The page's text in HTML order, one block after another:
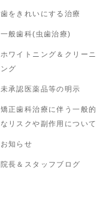
歯をきれいにする治療
一般歯科(虫歯治療)
ホワイトニング＆クリーニ
ング
未承認医薬品等の明示
矯正歯科治療に伴う一般的
なリスクや副作用について
お知らせ
院長＆スタッフブログ